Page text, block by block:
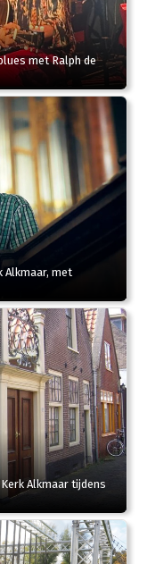
met Ralph de
Alkmaar, met
Alkmaar tijdens